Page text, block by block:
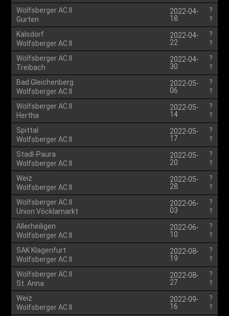
Wolfsberger AC II
Gurten
2022-04-
18
?
?
Kalsdorf
Wolfsberger AC II
2022-04-
22
?
?
Wolfsberger AC II
Treibach
2022-04-
30
?
?
Bad Gleichenberg
Wolfsberger AC II
2022-05-
06
?
?
Wolfsberger AC II
Hertha
2022-05-
14
?
?
Spittal
Wolfsberger AC II
2022-05-
17
?
?
Stadl-Paura
Wolfsberger AC II
2022-05-
20
?
?
Weiz
Wolfsberger AC II
2022-05-
28
?
?
Wolfsberger AC II
Union Vöcklamarkt
2022-06-
03
?
?
Allerheiligen
Wolfsberger AC II
2022-06-
10
?
?
SAK Klagenfurt
Wolfsberger AC II
2022-08-
19
?
?
Wolfsberger AC II
St. Anna
2022-08-
27
?
?
Weiz
Wolfsberger AC II
2022-09-
16
?
?